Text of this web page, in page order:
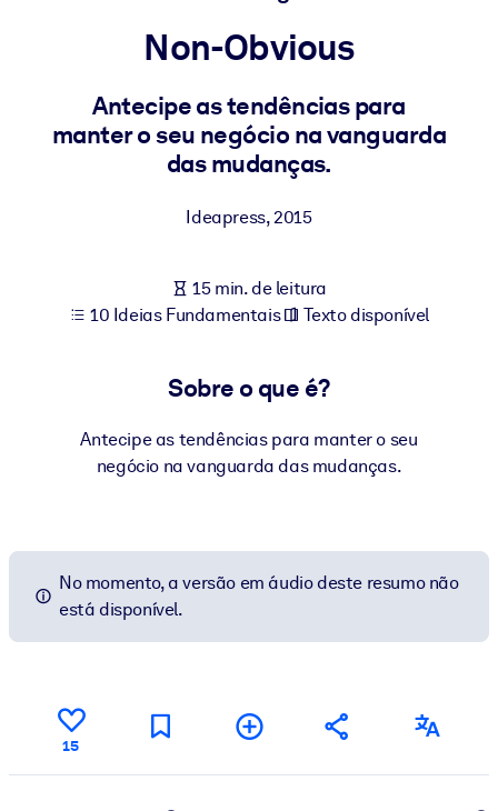
Para LMS/LXP
Leve conhecimento verificado e conciso para seu LMS/LXP para
resultados de aprendizagem mais sólidos.
Para sistemas de IA
Non-Obvious
Antecipe as tendências para
manter o seu negócio na vanguarda
das mudanças.
Ideapress,2015
15 min. de leitura
10 Ideias Fundamentais
Texto disponível
Sobre o que é?
Antecipe as tendências para manter o seu
negócio na vanguarda das mudanças.
No momento, a versão em áudio deste resumo não
está disponível.
15